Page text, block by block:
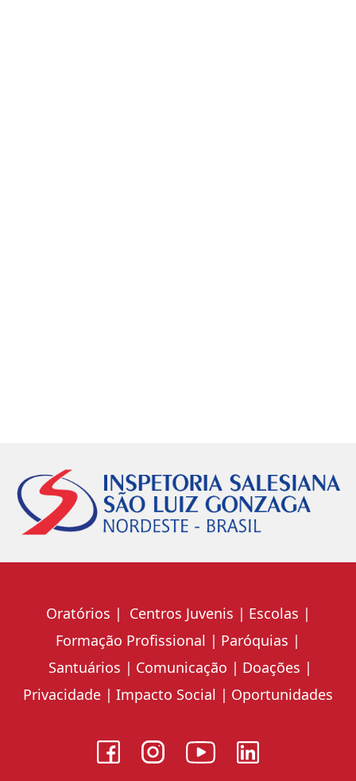
Oratórios Centros Juvenis
Escolas
Formação Profissional
Paróquias
Santuários
Comunicação
Doações
Privacidade
Impacto Social Oportunidades